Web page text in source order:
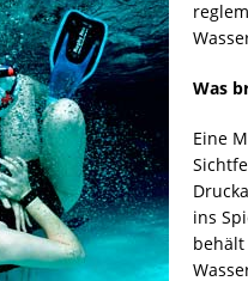
Was
Eine
ins